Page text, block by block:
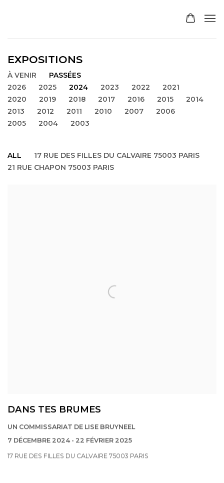
EXPOSITIONS
À VENIR
PASSÉES
2026
2025 2024 2023 2022
2021
2020
2019 2018 2017 2016 2015
2014
2013
2012 2011 2010 2007
2006
2005
2004 2003
ALL
17 RUE DES FILLES DU CALVAIRE 75003 PARIS
21 RUE CHAPON 75003 PARIS
DANS TES BRUMES
UN COMMISSARIAT DE LISE BRUYNEEL
7 DÉCEMBRE 2024 - 22 FÉVRIER 2025
17 RUE DES FILLES DU CALVAIRE 75003 PARIS